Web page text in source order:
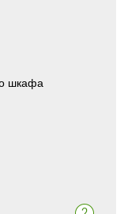
шкафа